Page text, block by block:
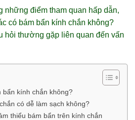
những điểm tham quan hấp dẫn,
có bám bẩn kính chắn không?
hỏi thường gặp liên quan đến vấn
bẩn kính chắn không?
có dễ làm sạch không?
thiểu bám bẩn trên kính chắn